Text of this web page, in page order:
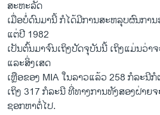
ສະຫະລັດ
ເມື່ອບໍ່ດົນມານີ້ ກໍໄດ້ມີການສະຫລຸບຜົນກາ
ແຕ່ປີ 1982
ເປັນຕົ້ນມາຈົນເຖິງປັດຈຸບັນນີ້ ເຖິງແມ່ນວ່
ແລະສິ່ງເສດ
ເຫຼືອຂອງ MIA ໃນລາວແລ້ວ 258 ກໍລະນີ
ເຖິງ 317 ກໍລະນີ ທີ່ທາງການທັງສອງຝ່າຍ
ຊອກຫາຕໍ່ໄປ.